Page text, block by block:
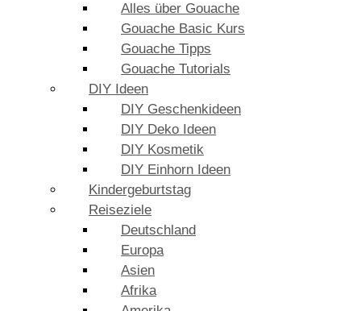
Alles über Gouache
Gouache Basic Kurs
Gouache Tipps
Gouache Tutorials
DIY Ideen
DIY Geschenkideen
DIY Deko Ideen
DIY Kosmetik
DIY Einhorn Ideen
Kindergeburtstag
Reiseziele
Deutschland
Europa
Asien
Afrika